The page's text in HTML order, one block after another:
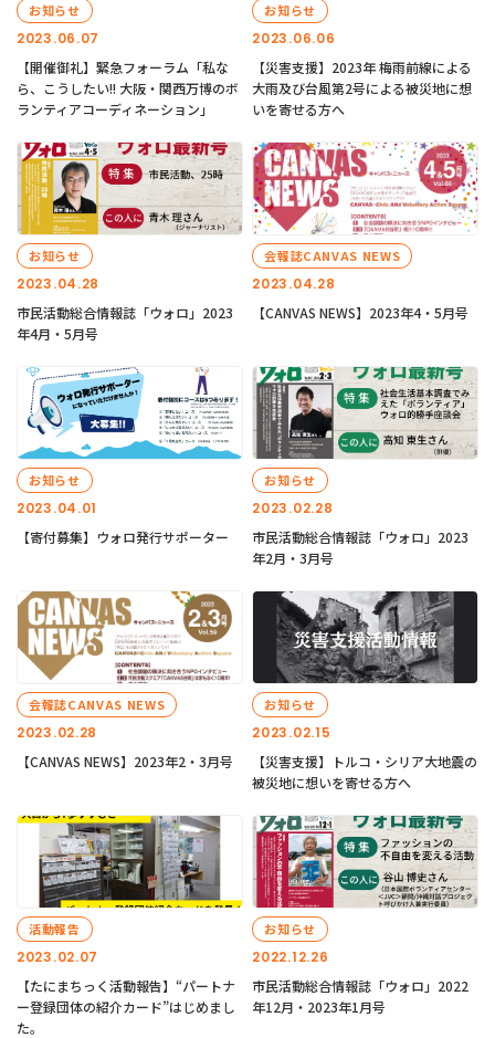
2023.06.07
お知らせ
【開催御礼】緊急フォーラム「私な
ら、こうしたい!! 大阪・関西万博のボ
ランティアコーディネーション」
2023.06.06
お知らせ
【災害支援】2023年 梅雨前線による
大雨及び台風第2号による被災地に想
いを寄せる方へ
2023.04.28
お知らせ
市民活動総合情報誌「ウォロ」2023
年4月・5月号
2023.04.28
会報誌CANVAS NEWS
【CANVAS NEWS】2023年4・5月号
2023.04.01
お知らせ
【寄付募集】ウォロ発行サポーター
2023.02.28
お知らせ
市民活動総合情報誌「ウォロ」2023
年2月・3月号
2023.02.28
会報誌CANVAS NEWS
【CANVAS NEWS】2023年2・3月号
2023.02.15
お知らせ
【災害支援】トルコ・シリア大地震の
被災地に想いを寄せる方へ
2023.02.07
活動報告
【たにまちっく活動報告】“パートナ
ー登録団体の紹介カード”はじめまし
た。
2022.12.26
お知らせ
市民活動総合情報誌「ウォロ」2022
年12月・2023年1月号